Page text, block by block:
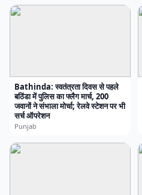
Bathinda: स्वतंत्रता दिवस से पहले
बठिंडा में पुलिस का फ्लैग मार्च, 200
जवानों ने संभाला मोर्चा; रेलवे स्टेशन पर भी
सर्च ऑपरेशन
Punjab